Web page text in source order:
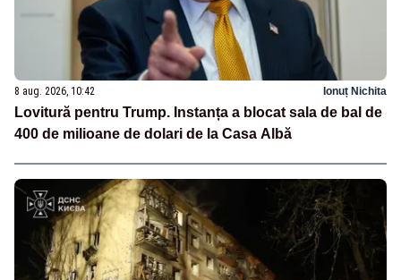
8 aug. 2026, 10:42 Ionuț Nichita
Lovitură pentru Trump. Instanța a blocat sala de bal de
400 de milioane de dolari de la Casa Albă